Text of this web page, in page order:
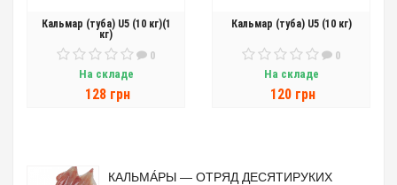
Кальмар (туба) U5 (10 кг)(1
кг)
0
На складе
128 грн
Кальмар (туба) U5 (10 кг)
0
На складе
120 грн
КАЛЬМА́РЫ — ОТРЯД ДЕСЯТИРУКИХ